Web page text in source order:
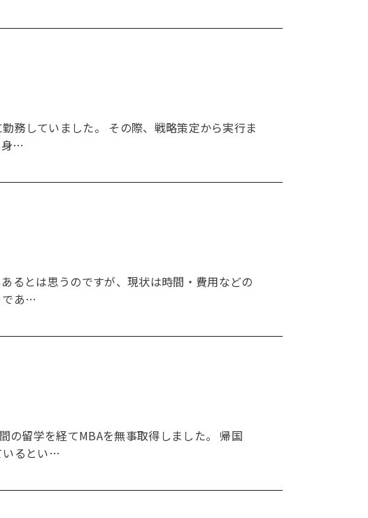
務していました。 その際、戦略策定から実行ま
身…
るとは思うのですが、現状は時間・費用などの
であ…
の留学を経てMBAを無事取得しました。 帰国
いるとい…